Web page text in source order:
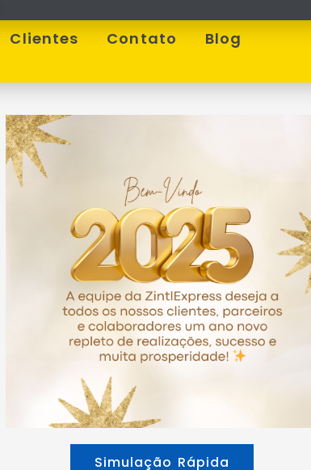
Clientes Contato Blog
Simulação Rápida